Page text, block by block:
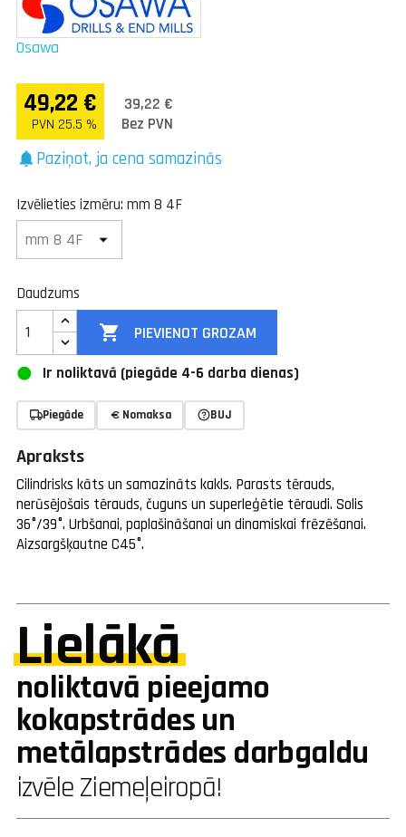
Osawa
49,22 €
PVN 25.5 %
39,22 €
Bez PVN
notificationsPaziņot, ja cena samazinās
Izvēlieties izmēru: mm 8 4F
Daudzums
 PIEVIENOT GROZAM
Ir noliktavā (piegāde 4-6 darba dienas)
Piegāde Nomaksa BUJ
Apraksts
Cilindrisks kāts un samazināts kakls. Parasts tērauds,
nerūsējošais tērauds, čuguns un superleģētie tēraudi. Solis
36°/39°. Urbšanai, paplašināšanai un dinamiskai frēzēšanai.
Aizsargšķautne C45°.
Lielākā
noliktavā pieejamo
kokapstrādes un
metālapstrādes darbgaldu
izvēle Ziemeļeiropā!